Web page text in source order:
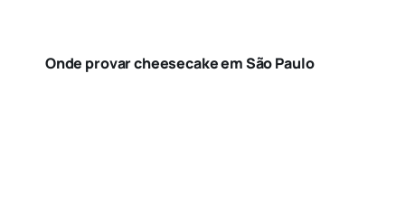
Onde provar cheesecake em São Paulo